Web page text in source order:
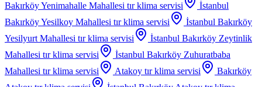
Bakırköy Yenimahalle Mahallesi tır klima servisi
İstanbul
Bakırköy Yesilkoy Mahallesi tır klima servisi
İstanbul Bakırköy
Yesilyurt Mahallesi tır klima servisi
İstanbul Bakırköy Zeytinlik
Mahallesi tır klima servisi
İstanbul Bakırköy Zuhuratbaba
Mahallesi tır klima servisi Atakoy tır klima servisi
Bakırköy